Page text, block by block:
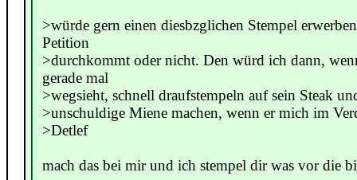
>würde gern einen diesbzglichen Stempel
Petition
>durchkommt oder nicht. Den würd ich dann,
gerade mal
>wegsieht, schnell draufstempeln auf sein Steak
>unschuldige Miene machen, wenn er mich im
>Detlef
mach das bei mir und ich stempel dir was vor die